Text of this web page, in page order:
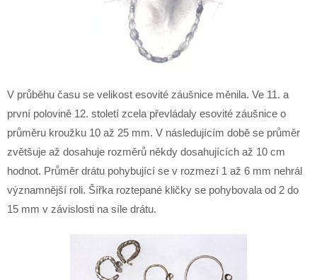
V průběhu času se velikost esovité záušnice měnila. Ve 11. a
první polovině 12. století zcela převládaly esovité záušnice o
průměru kroužku 10 až 25 mm. V následujícím době se průměr
zvětšuje až dosahuje rozměrů někdy dosahujících až 10 cm
hodnot. Průměr drátu pohybující se v rozmezí 1 až 6 mm nehrál
významnější roli. Šířka roztepané kličky se pohybovala od 2 do
15 mm v závislosti na síle drátu.